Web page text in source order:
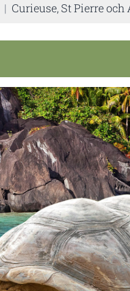
| Curieuse, St Pierre och